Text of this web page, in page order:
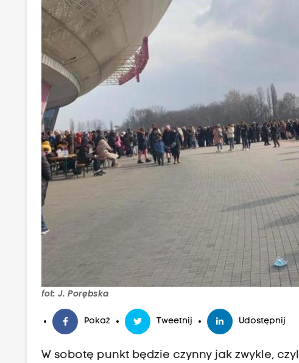
fot: J. Porębska
Pokaż Tweetnij Udostępnij
W sobotę punkt będzie czynny jak zwykle,